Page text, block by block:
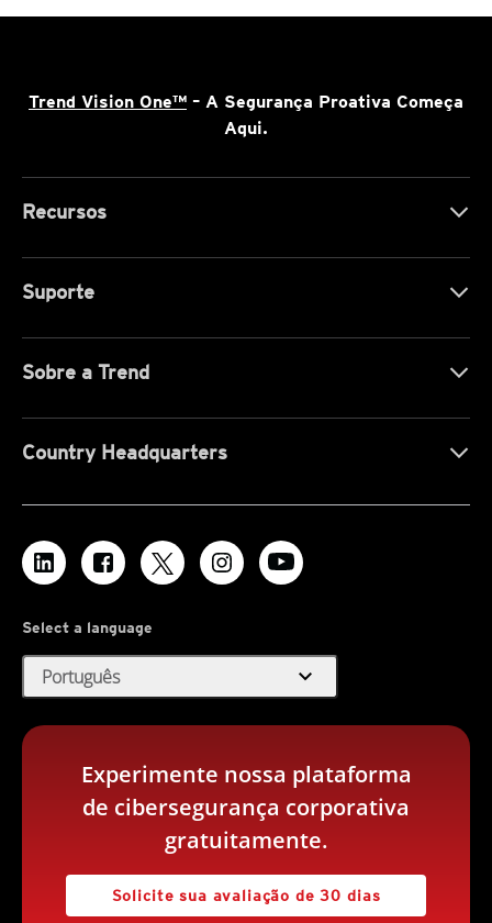
Trend Vision One™ – A Segurança Proativa Começa
Aqui.
Recursos
Suporte
Sobre a Trend
Country Headquarters
Select a language
Português expand_more
Experimente nossa plataforma
de cibersegurança corporativa
gratuitamente.
Solicite sua avaliação de 30 dias